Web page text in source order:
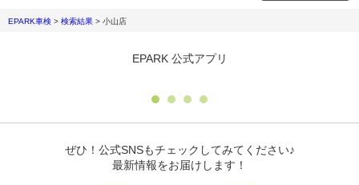
EPARK車検 > 検索結果 > 小山店